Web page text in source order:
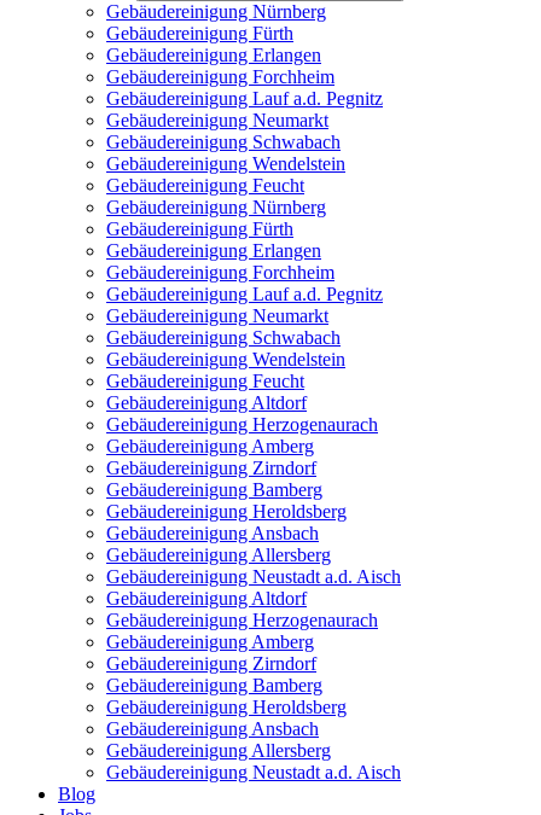
Gebäudereinigung Nürnberg
Gebäudereinigung Fürth
Gebäudereinigung Erlangen
Gebäudereinigung Forchheim
Gebäudereinigung Lauf a.d. Pegnitz
Gebäudereinigung Neumarkt
Gebäudereinigung Schwabach
Gebäudereinigung Wendelstein
Gebäudereinigung Feucht
Gebäudereinigung Nürnberg
Gebäudereinigung Fürth
Gebäudereinigung Erlangen
Gebäudereinigung Forchheim
Gebäudereinigung Lauf a.d. Pegnitz
Gebäudereinigung Neumarkt
Gebäudereinigung Schwabach
Gebäudereinigung Wendelstein
Gebäudereinigung Feucht
Gebäudereinigung Altdorf
Gebäudereinigung Herzogenaurach
Gebäudereinigung Amberg
Gebäudereinigung Zirndorf
Gebäudereinigung Bamberg
Gebäudereinigung Heroldsberg
Gebäudereinigung Ansbach
Gebäudereinigung Allersberg
Gebäudereinigung Neustadt a.d. Aisch
Gebäudereinigung Altdorf
Gebäudereinigung Herzogenaurach
Gebäudereinigung Amberg
Gebäudereinigung Zirndorf
Gebäudereinigung Bamberg
Gebäudereinigung Heroldsberg
Gebäudereinigung Ansbach
Gebäudereinigung Allersberg
Gebäudereinigung Neustadt a.d. Aisch
Blog